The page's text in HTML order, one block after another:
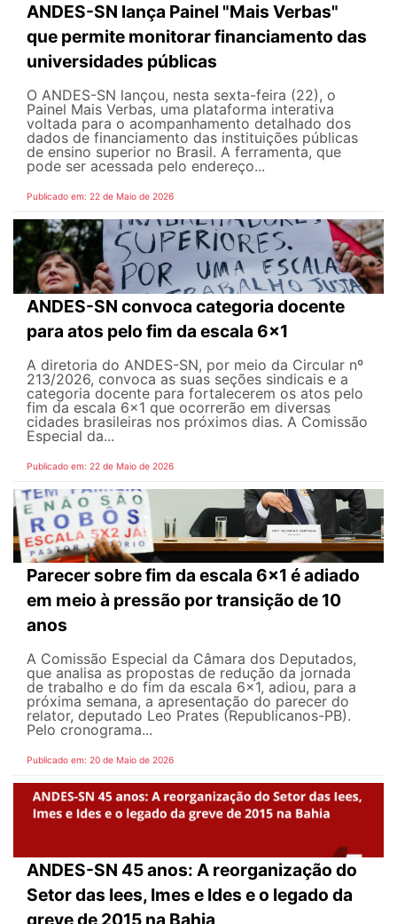
ANDES-SN lança Painel "Mais Verbas"
que permite monitorar financiamento das
universidades públicas
O ANDES-SN lançou, nesta sexta-feira (22), o
Painel Mais Verbas, uma plataforma interativa
voltada para o acompanhamento detalhado dos
dados de financiamento das instituições públicas
de ensino superior no Brasil. A ferramenta, que
pode ser acessada pelo endereço...
Publicado em: 22 de Maio de 2026
ANDES-SN convoca categoria docente
para atos pelo fim da escala 6x1
A diretoria do ANDES-SN, por meio da Circular nº
213/2026, convoca as suas seções sindicais e a
categoria docente para fortalecerem os atos pelo
fim da escala 6x1 que ocorrerão em diversas
cidades brasileiras nos próximos dias. A Comissão
Especial da...
Publicado em: 22 de Maio de 2026
Parecer sobre fim da escala 6x1 é adiado
em meio à pressão por transição de 10
anos
A Comissão Especial da Câmara dos Deputados,
que analisa as propostas de redução da jornada
de trabalho e do fim da escala 6x1, adiou, para a
próxima semana, a apresentação do parecer do
relator, deputado Leo Prates (Republicanos-PB).
Pelo cronograma...
Publicado em: 20 de Maio de 2026
ANDES-SN 45 anos: A reorganização do
Setor das Iees, Imes e Ides e o legado da
greve de 2015 na Bahia